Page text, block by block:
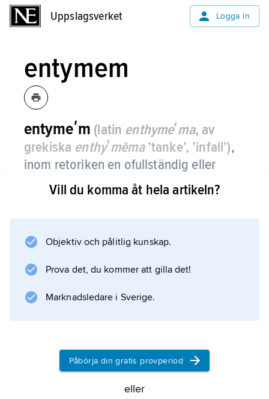
Uppslagsverket Logga in
entymem
entymeʹm (latin enthymeʹma, av
grekiska enthyʹmēma’tanke’, ’infall’),
inom retoriken en ofullständig eller
logiskt ofullkomlig
syllogism
publiken med entymem.
Information om artikeln
Vill du komma åt hela artikeln?
Objektiv och pålitlig kunskap.
Prova det, du kommer att gilla det!
Marknadsledare i Sverige.
Påbörja din gratis provperiod
eller